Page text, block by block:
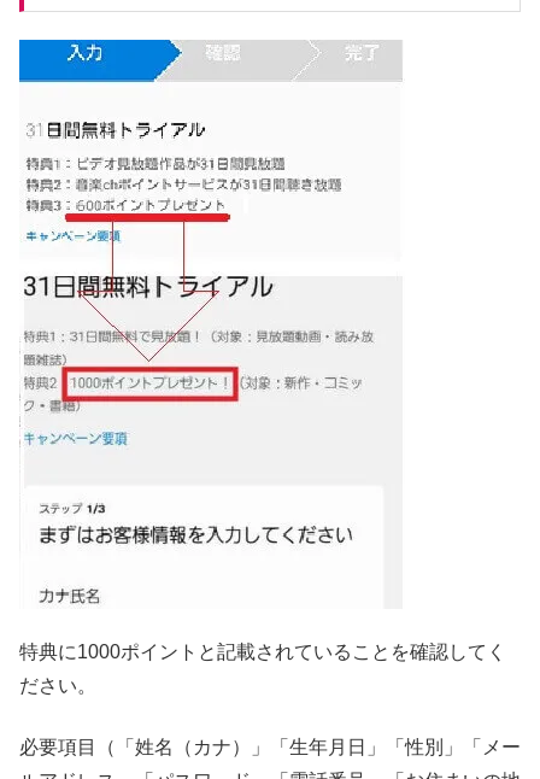
特典に1000ポイントと記載されていることを確認してく
ださい。
必要項目（「姓名（カナ）」「生年月日」「性別」「メー